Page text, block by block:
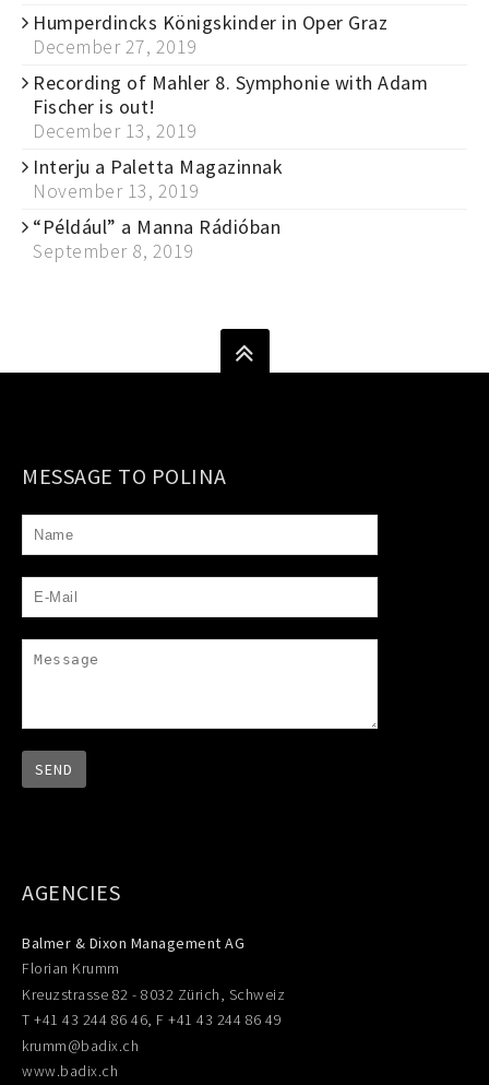
Humperdincks Königskinder in Oper Graz
December 27, 2019
Recording of Mahler 8. Symphonie with Adam
Fischer is out!
December 13, 2019
Interju a Paletta Magazinnak
November 13, 2019
“Például” a Manna Rádióban
September 8, 2019
MESSAGE TO POLINA
AGENCIES
Balmer & Dixon Management AG
Florian Krumm
Kreuzstrasse 82 - 8032 Zürich, Schweiz
T +41 43 244 86 46, F +41 43 244 86 49
krumm@badix.ch
www.badix.ch